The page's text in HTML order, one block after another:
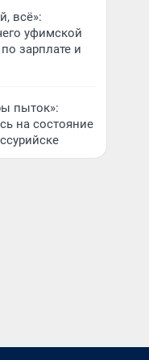
всё»:
уфимской
зарплате и
пыток»:
на состояние